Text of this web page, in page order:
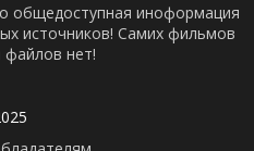
общедоступная иноформация
источников! Самих фильмов
файлов нет!